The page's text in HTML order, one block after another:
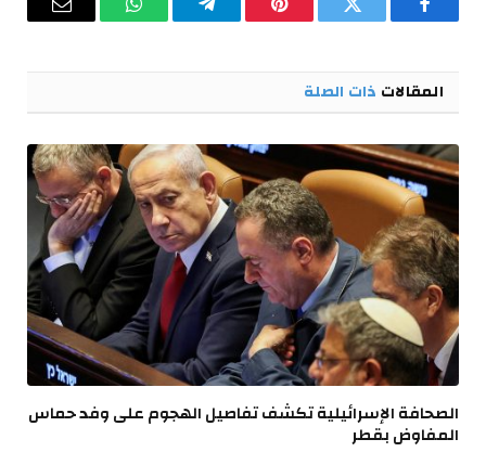
فيسبوك تويتر بينتيريستتيلقرام واتساب البريد
المقالات ذات الصلة
الصحافة الإسرائيلية تكشف تفاصيل الهجوم على وفد حماس
المفاوض بقطر